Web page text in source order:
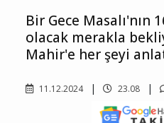
Bir Gece Masalı'nın
olacak merakla
Mahir'e her şeyi
11.12.2024 23.08